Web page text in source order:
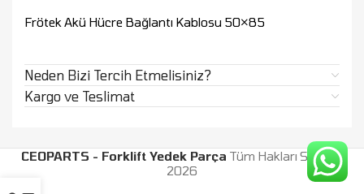
Frötek Akü Hücre Bağlantı Kablosu 50×85
Neden Bizi Tercih Etmelisiniz?
Kargo ve Teslimat
CEOPARTS - Forklift Yedek Parça Tüm Hakları Saklıdır.
2026